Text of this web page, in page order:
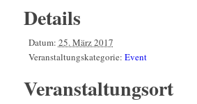
Details
Datum: 25. März 2017
Veranstaltungskategorie: Event
Veranstaltungsort